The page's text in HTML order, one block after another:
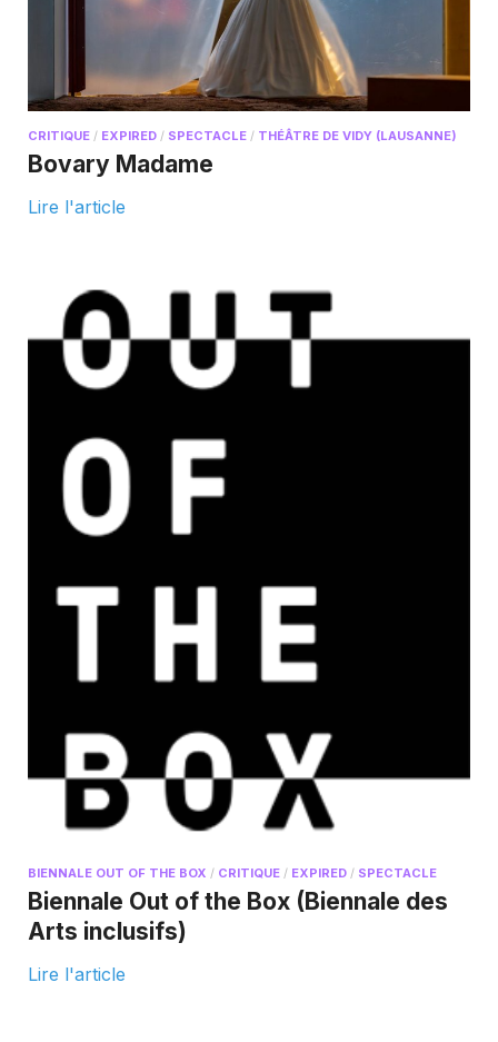
CRITIQUE / EXPIRED / SPECTACLE / THÉÂTRE DE VIDY (LAUSANNE)
Bovary Madame
Lire l'article
BIENNALE OUT OF THE BOX / CRITIQUE / EXPIRED / SPECTACLE
Biennale Out of the Box (Biennale des
Arts inclusifs)
Lire l'article